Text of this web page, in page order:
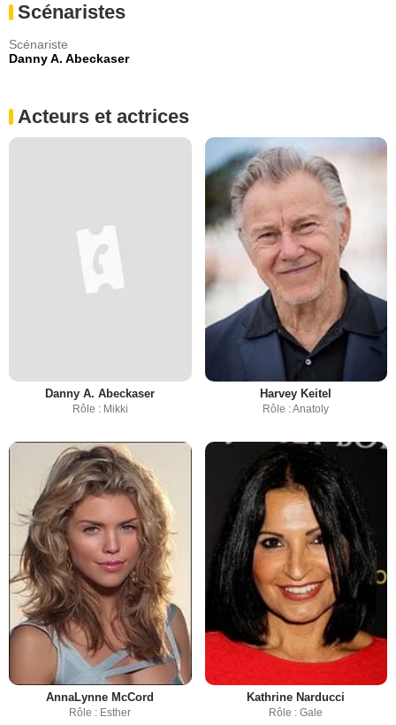
Scénaristes
Scénariste
Danny A. Abeckaser
Acteurs et actrices
Danny A. Abeckaser
Rôle : Mikki
Harvey Keitel
Rôle : Anatoly
AnnaLynne McCord
Rôle : Esther
Kathrine Narducci
Rôle : Gale